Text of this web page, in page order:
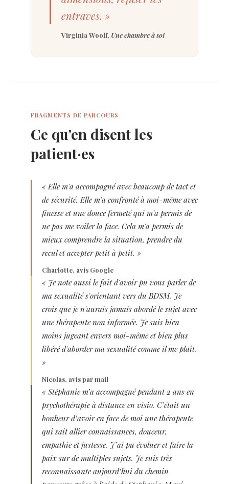
entraves. »
Virginia Woolf, Une chambre à soi
FRAGMENTS DE PARCOURS
Ce qu'en disent les
patient·es
« Elle m'a accompagné avec beaucoup de tact et
de sécurité. Elle m'a confronté à moi-même avec
finesse et une douce fermeté qui m'a permis de
ne pas me voiler la face. Cela m'a permis de
mieux comprendre la situation, prendre du
recul et accepter petit à petit. »
Charlotte, avis Google
« Je note aussi le fait d'avoir pu vous parler de
ma sexualité s'orientant vers du BDSM. Je
crois que je n'aurais jamais abordé le sujet avec
une thérapeute non informée. Je suis bien
moins jugeant envers moi-même et bien plus
libéré d'aborder ma sexualité comme il me plaît.
»
Nicolas, avis par mail
« Stéphanie m’a accompagné pendant 2 ans en
psychothérapie à distance en visio. C’était un
bonheur d’avoir en face de moi une thérapeute
qui sait allier connaissances, douceur,
empathie et justesse. J’ai pu évoluer et faire la
paix sur de multiples sujets. Je suis très
reconnaissante aujourd’hui du chemin